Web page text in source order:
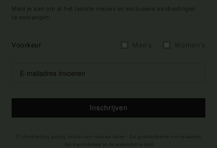
Meld je aan om al het laatste nieuws en exclusieve aanbiedingen
te ontvangen.
Voorkeur
Inschrijven